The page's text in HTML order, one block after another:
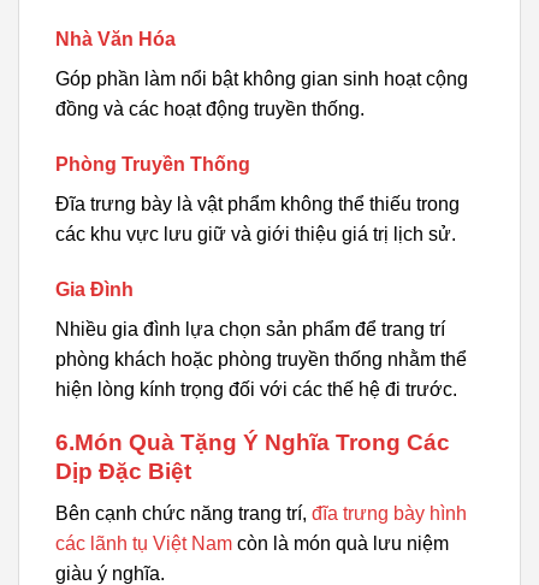
Nhà Văn Hóa
Góp phần làm nổi bật không gian sinh hoạt cộng
đồng và các hoạt động truyền thống.
Phòng Truyền Thống
Đĩa trưng bày là vật phẩm không thể thiếu trong
các khu vực lưu giữ và giới thiệu giá trị lịch sử.
Gia Đình
Nhiều gia đình lựa chọn sản phẩm để trang trí
phòng khách hoặc phòng truyền thống nhằm thể
hiện lòng kính trọng đối với các thế hệ đi trước.
6.Món Quà Tặng Ý Nghĩa Trong Các
Dịp Đặc Biệt
Bên cạnh chức năng trang trí, đĩa trưng bày hình
các lãnh tụ Việt Nam còn là món quà lưu niệm
giàu ý nghĩa.